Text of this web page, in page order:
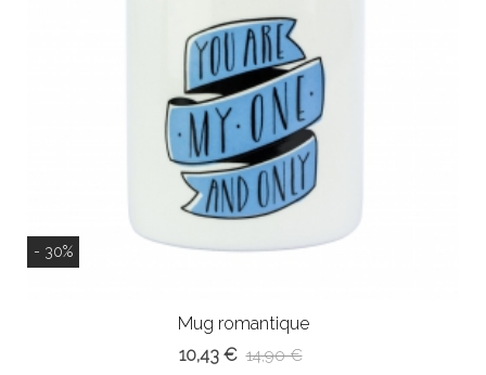
- 30%
Mug romantique
10,43 € 14,90 €